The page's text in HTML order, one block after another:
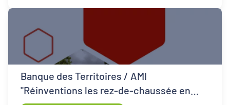
Banque des Territoires / AMI
"Réinventions les rez-de-chaussée en